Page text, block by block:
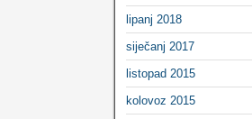
lipanj 2018
siječanj 2017
listopad 2015
kolovoz 2015